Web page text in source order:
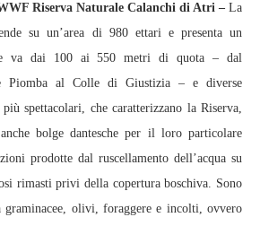
Riserva Naturale Calanchi di Atri – La
su un’area di 980 ettari e presenta un
va dai 100 ai 550 metri di quota – dal
Piomba al Colle di Giustizia – e diverse
spettacolari, che caratterizzano la Riserva,
bolge dantesche per il loro particolare
prodotte dal ruscellamento dell’acqua su
rimasti privi della copertura boschiva. Sono
olivi, foraggere e incolti, ovvero